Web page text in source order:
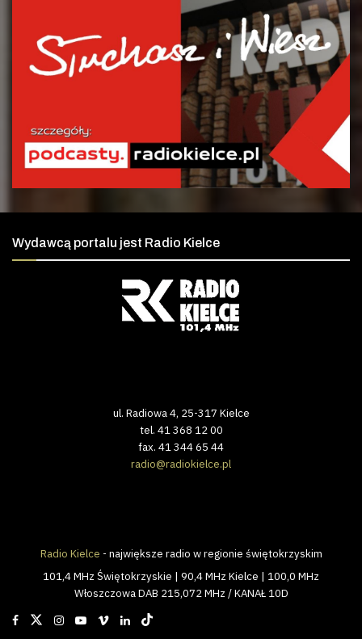
Wydawcą portalu jest Radio Kielce
ul. Radiowa 4, 25-317 Kielce
tel. 41 368 12 00
fax. 41 344 65 44
radio@radiokielce.pl
Radio Kielce - największe radio w regionie świętokrzyskim
101,4 MHz Świętokrzyskie | 90,4 MHz Kielce | 100,0 MHz
Włoszczowa DAB 215,072 MHz / KANAŁ 10D